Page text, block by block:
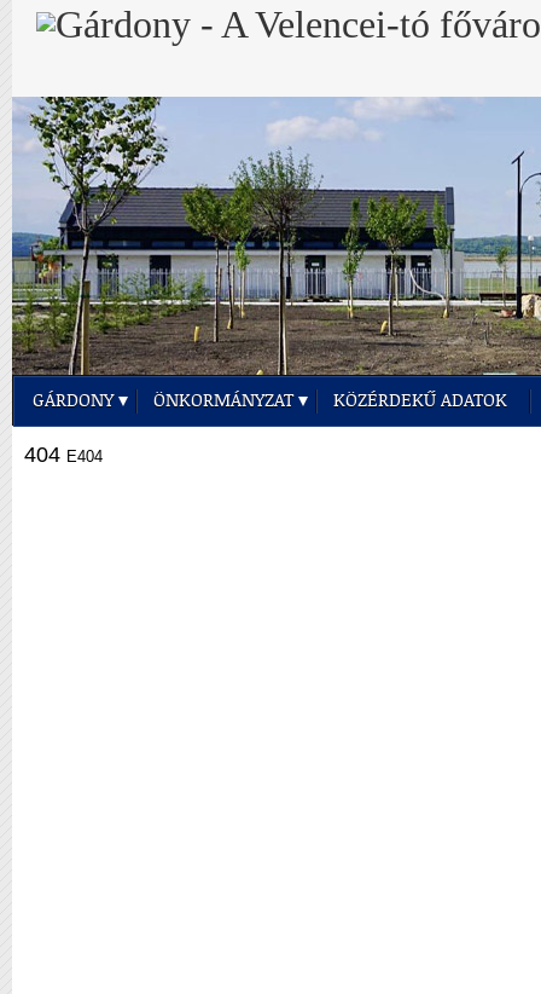
GÁRDONY ÖNKORMÁNYZAT KÖZÉRDEKŰ ADATOK
404 E404